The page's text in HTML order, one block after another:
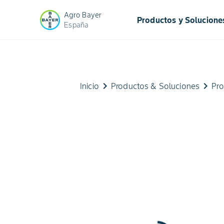
Agro Bayer
España
Productos y
Inicio keyboard_arrow_right Productos & Soluciones keyboard_arrow_right